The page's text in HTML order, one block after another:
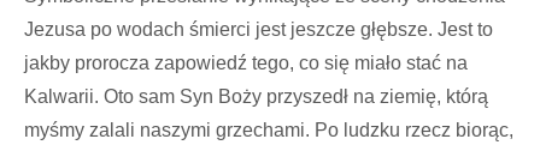
Jezusa po wodach śmierci jest jeszcze głębsze. Jest to
jakby prorocza zapowiedź tego, co się miało stać na
Kalwarii. Oto sam Syn Boży przyszedł na ziemię, którą
myśmy zalali naszymi grzechami. Po ludzku rzecz biorąc,